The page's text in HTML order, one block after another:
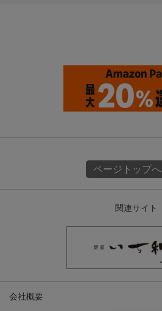
ページトップへ
関連サイト
会社概要